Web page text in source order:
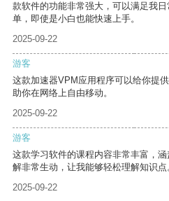
款软件的功能非常强大，可以满足我
单，即使是小白也能快速上手。
2025-09-22
游客
这款加速器VPM应用程序可以给你提
助你在网络上自由移动。
2025-09-22
游客
这款学习软件的课程内容非常丰富，
解非常生动，让我能够轻松理解知识点
2025-09-22